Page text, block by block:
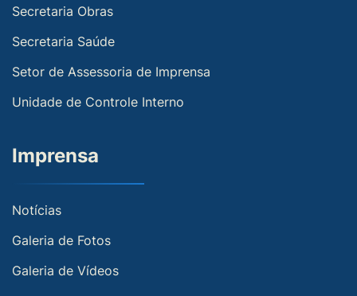
Secretaria Obras
Secretaria Saúde
Setor de Assessoria de Imprensa
Unidade de Controle Interno
Imprensa
Notícias
Galeria de Fotos
Galeria de Vídeos